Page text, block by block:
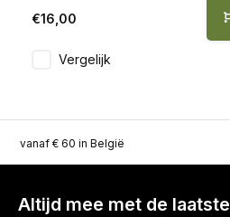
€16,00
Vergelijk
vanaf € 60 in België
Altijd mee met de